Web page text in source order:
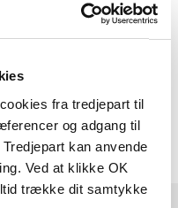
fra tredjepart til
og adgang til
kan anvende
Ved at klikke OK
trække dit samtykke